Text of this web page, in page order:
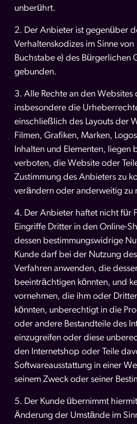
unberührt.
2. Der Anbieter ist gegenüber
Verhaltenskodizes im Sinne von
Buchstabe e) des Bürgerlichen
gebunden.
3. Alle Rechte an den Websites
insbesondere die
einschließlich des Layouts der
Filmen, Grafiken, Marken,
Inhalten und Elementen, liegen
verboten, die Website oder
Zustimmung des Anbieters zu
verändern oder anderweitig zu
4. Der Anbieter haftet nicht für
Eingriffe Dritter in den Online-
dessen bestimmungswidrige
Kunde darf bei der Nutzung
Verfahren anwenden, die
beeinträchtigen könnten, und
vornehmen, die ihm oder
könnten, unberechtigt in die
oder andere Bestandteile des
einzugreifen oder diese
den Internetshop oder Teile
Softwareausstattung in einer
seinem Zweck oder seiner
5. Der Kunde übernimmt
Änderung der Umstände im